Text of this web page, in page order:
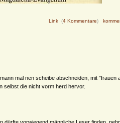
Link (4 Kommentare)
mal nen scheibe abschneiden, mit "frauen
selbst die nicht vorm herd hervor.